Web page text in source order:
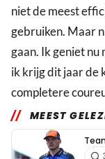
niet de meest
gebruiken. Maar
gaan. Ik geniet
ik krijg dit jaar de
completere
MEEST